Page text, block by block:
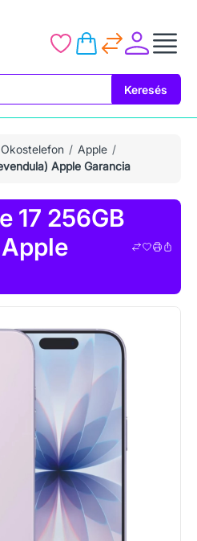
Keresés
Okostelefon
Apple
Apple Garancia
17 256GB